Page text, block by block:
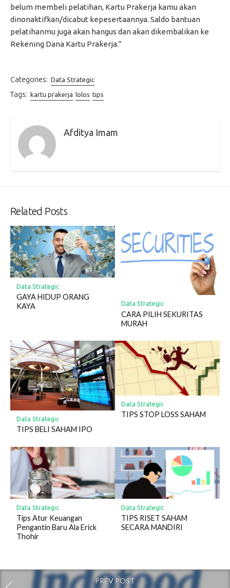
belum membeli pelatihan, Kartu Prakerja kamu akan
dinonaktifkan/dicabut kepesertaannya. Saldo bantuan
pelatihanmu juga akan hangus dan akan dikembalikan ke
Rekening Dana Kartu Prakerja.”
Categories: Data Strategic
Tags: kartu prakerja lolos tips
Afditya Imam
Related Posts
Data Strategic
GAYA HIDUP ORANG
KAYA
Data Strategic
CARA PILIH SEKURITAS
MURAH
Data Strategic
TIPS BELI SAHAM IPO
Data Strategic
TIPS STOP LOSS SAHAM
Data Strategic
Tips Atur Keuangan
Pengantin Baru Ala Erick
Thohir
Data Strategic
TIPS RISET SAHAM
SECARA MANDIRI
PREV POST